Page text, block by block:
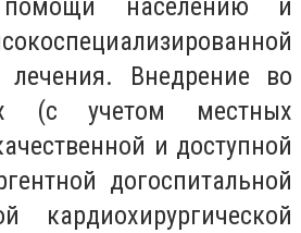
помощи населению и
лечения. Внедрение во
(с учетом местных
и доступной
догоспитальной
кардиохирургической